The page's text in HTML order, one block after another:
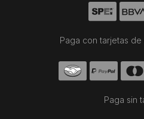
Paga con tarjetas
Paga sin